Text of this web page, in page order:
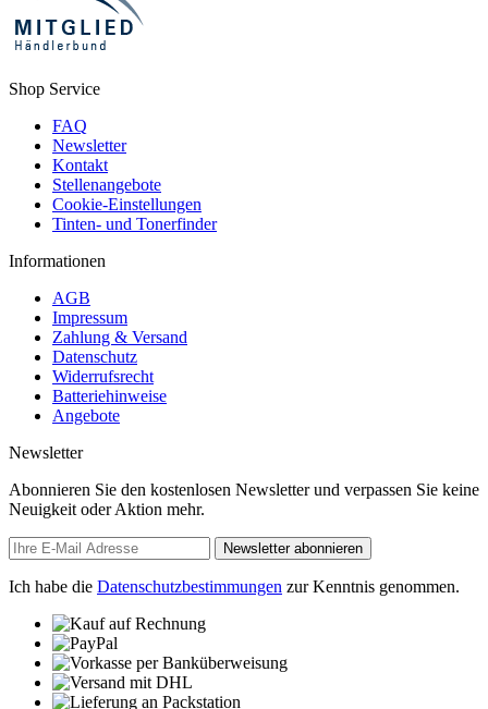
Shop Service
FAQ
Newsletter
Kontakt
Stellenangebote
Cookie-Einstellungen
Tinten- und Tonerfinder
Informationen
AGB
Impressum
Zahlung & Versand
Datenschutz
Widerrufsrecht
Batteriehinweise
Angebote
Newsletter
Abonnieren Sie den kostenlosen Newsletter und verpassen Sie keine
Neuigkeit oder Aktion mehr.
Newsletter abonnieren
Ich habe die Datenschutzbestimmungen zur Kenntnis genommen.